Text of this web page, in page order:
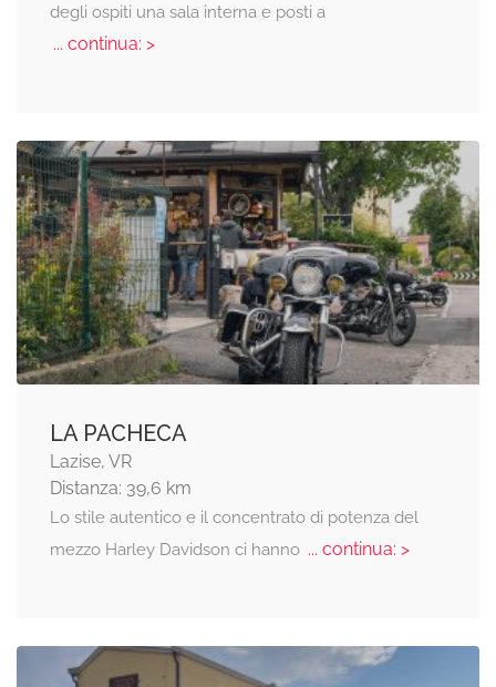
degli ospiti una sala interna e posti a
... continua: >
LA PACHECA
Lazise, VR
Distanza: 39,6 km
Lo stile autentico e il concentrato di potenza del
mezzo Harley Davidson ci hanno... continua: >